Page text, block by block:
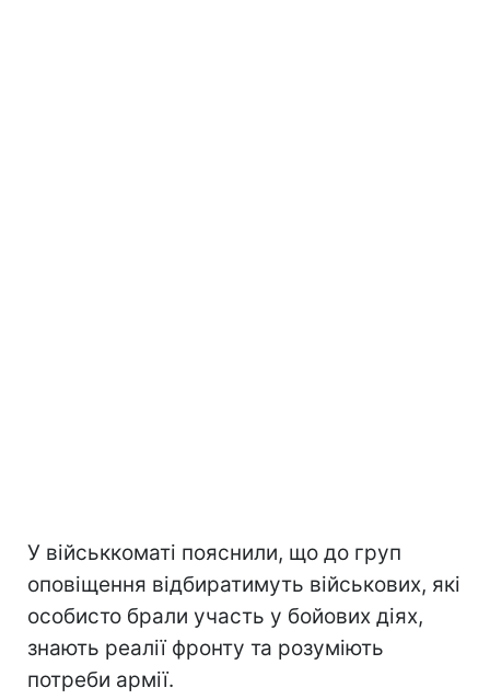
У військкоматі пояснили, що до груп
оповіщення відбиратимуть військових, які
особисто брали участь у бойових діях,
знають реалії фронту та розуміють
потреби армії.